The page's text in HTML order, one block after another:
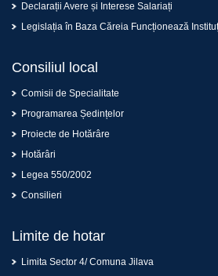
Declarații Avere și Interese Salariați
Legislația în Baza Căreia Funcționează
Consiliul local
Comisii de Specialitate
Programarea Ședințelor
Proiecte de Hotărâre
Hotărâri
Legea 550/2002
Consilieri
Limite de hotar
Limita Sector 4/ Comuna Jilava